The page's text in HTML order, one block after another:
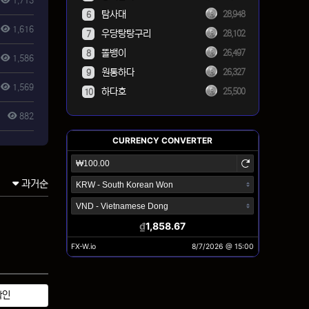
1,616
1,586
1,569
882
과거순
6 탐사대 28,948
7 우당탕탕구리 28,102
8 똘뱅이 26,497
9 원통하다 26,327
10 하다호 25,500